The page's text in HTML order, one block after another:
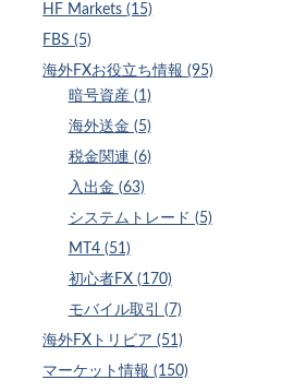
HF Markets (15)
FBS (5)
海外FXお役立ち情報 (95)
暗号資産 (1)
海外送金 (5)
税金関連 (6)
入出金 (63)
システムトレード (5)
MT4 (51)
初心者FX (170)
モバイル取引 (7)
海外FXトリビア (51)
マーケット情報 (150)